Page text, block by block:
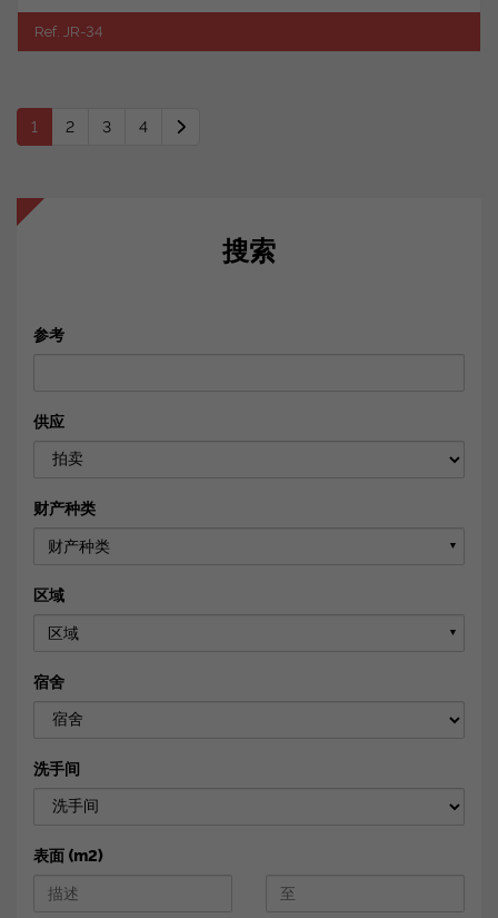
Ref. JR-34
1 2 3 4
搜索
参考
供应
财产种类
财产种类 ▼
区域
区域 ▼
宿舍
洗手间
表面 (m2)